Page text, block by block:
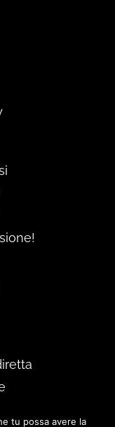
GRATUITO
tu possa avere la